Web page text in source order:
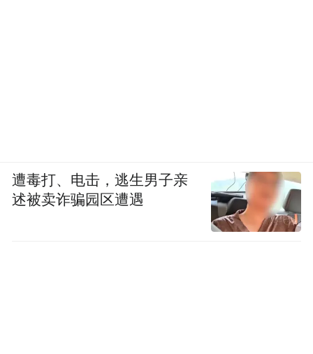
遭毒打、电击，逃生男子亲
述被卖诈骗园区遭遇